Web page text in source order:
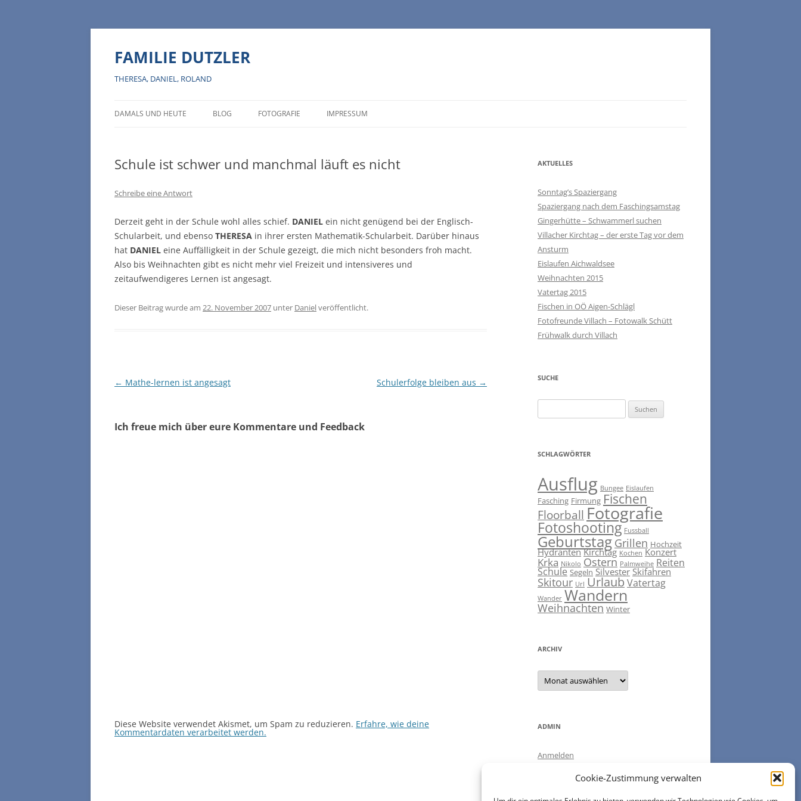
Cookie-Zustimmung verwalten
Zum
FAMILIE DUTZLER
THERESA, DANIEL, ROLAND
DAMALS UND HEUTE BLOG FOTOGRAFIE IMPRESSUM
Schule ist schwer und manchmal läuft es nicht
Schreibe eine Antwort
Derzeit geht in der Schule wohl alles schief. DANIEL ein nicht genügend bei der Englisch-
Schularbeit, und ebenso THERESA in ihrer ersten Mathematik-Schularbeit. Darüber hinaus
hat DANIEL eine Auffälligkeit in der Schule gezeigt, die mich nicht besonders froh macht.
Also bis Weihnachten gibt es nicht mehr viel Freizeit und intensiveres und
zeitaufwendigeres Lernen ist angesagt.
Dieser Beitrag wurde am 22. November 2007 unter Danielveröffentlicht.
Beitragsnavigation
← Mathe-lernen ist angesagt Schulerfolge bleiben aus →
Ich freue mich über eure Kommentare und Feedback
Diese Website verwendet Akismet, um Spam zu reduzieren. Erfahre, wie deine
Kommentardaten verarbeitet werden.
AKTUELLES
Sonntag’s Spaziergang
Spaziergang nach dem Faschingsamstag
Gingerhütte – Schwammerl suchen
Villacher Kirchtag – der erste Tag vor dem
Ansturm
Eislaufen Aichwaldsee
Weihnachten 2015
Vatertag 2015
Fischen in OÖ Aigen-Schlägl
Fotofreunde Villach – Fotowalk Schütt
Frühwalk durch Villach
SUCHE
nach:
SCHLAGWÖRTER
Ausflug Bungee Eislaufen
Fasching Firmung Fischen
Floorball Fotografie
Fotoshooting Fussball
Geburtstag Grillen Hochzeit
Hydranten Kirchtag Kochen Konzert
Krka Nikolo Ostern Palmweihe Reiten
Schule Segeln Silvester Skifahren
Skitour Url Urlaub Vatertag
Wander Wandern
Weihnachten Winter
ARCHIV
ARCHIV
ADMIN
Anmelden
Kommentar-Feed
WordPress.org